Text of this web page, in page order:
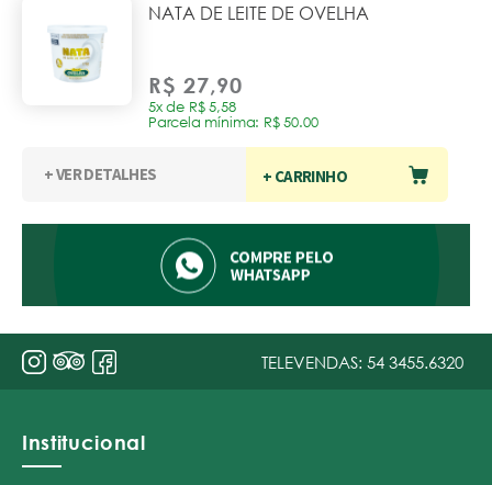
NATA DE LEITE DE OVELHA
R$ 27,90
5x de R$ 5,58
Parcela mínima: R$ 50.00
+ VER DETALHES + CARRINHO
TELEVENDAS: 54 3455.6320
Institucional